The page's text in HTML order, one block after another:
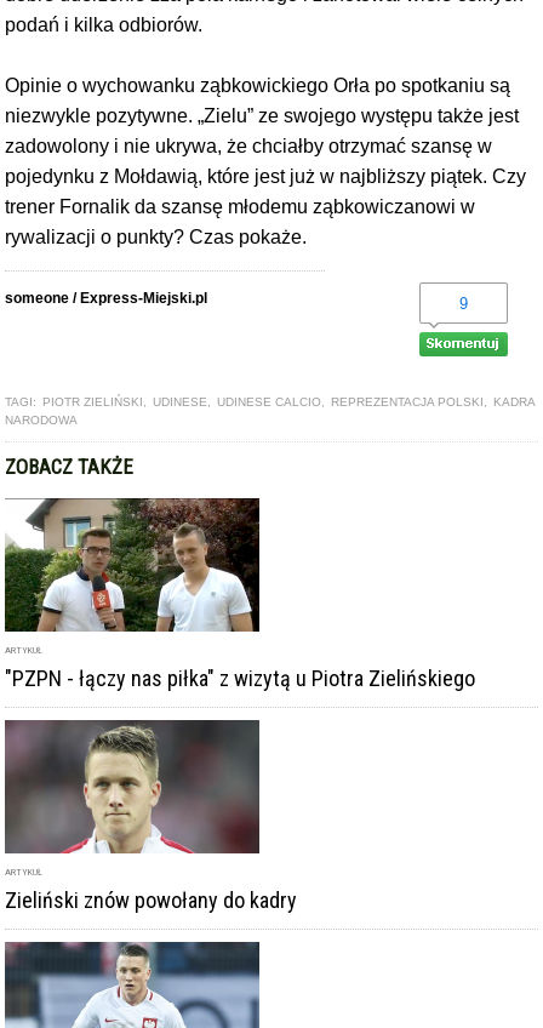
podań i kilka odbiorów.
Opinie o wychowanku ząbkowickiego Orła po spotkaniu są
niezwykle pozytywne. „Zielu” ze swojego występu także jest
zadowolony i nie ukrywa, że chciałby otrzymać szansę w
pojedynku z Mołdawią, które jest już w najbliższy piątek. Czy
trener Fornalik da szansę młodemu ząbkowiczanowi w
rywalizacji o punkty? Czas pokaże.
someone / Express-Miejski.pl 9
TAGI: PIOTR ZIELIŃSKI UDINESE UDINESE CALCIO REPREZENTACJA POLSKI
KADRA
NARODOWA
ZOBACZ TAKŻE
ARTYKUŁ
"PZPN - łączy nas piłka" z wizytą u Piotra Zielińskiego
ARTYKUŁ
Zieliński znów powołany do kadry